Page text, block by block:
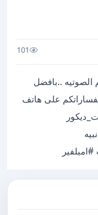
101
الصوتيه ..بافضل
على هاتف
#سماعات_ديكور